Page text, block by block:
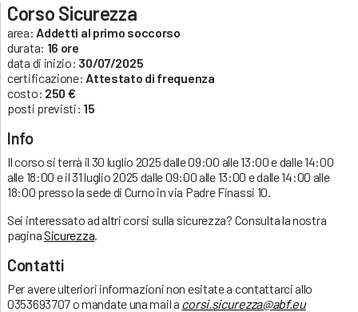
Corso Sicurezza
area: Addetti al primo soccorso
durata: 16 ore
data di inizio: 30/07/2025
certificazione: Attestato di frequenza
costo: 250 €
posti previsti: 15
Info
Il corso si terrà il 30 luglio 2025 dalle 09:00 alle 13:00 e dalle 14:00
alle 18:00 e il 31 luglio 2025 dalle 09:00 alle 13:00 e dalle 14:00 alle
18:00 presso la sede di Curno in via Padre Finassi 10.
Sei interessato ad altri corsi sulla sicurezza? Consulta la nostra
paginaSicurezza
Contatti
Per avere ulteriori informazioni non esitate a contattarci allo
0353693707 o mandate una mail a corsi.sicurezza@abf.eu